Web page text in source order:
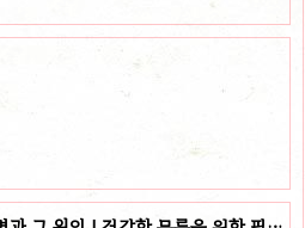
의 건강에 매우 중요합니다. 운동은 다음과 같은
리 소모를 촉진하여 체중 증가를 억제하고, 건강
근력을 강화하여 이러한 부위의 통증을 예방하